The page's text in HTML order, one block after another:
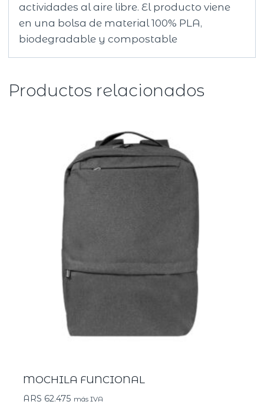
actividades al aire libre. El producto viene
en una bolsa de material 100% PLA,
biodegradable y compostable
Productos relacionados
MOCHILA FUNCIONAL
ARS 62.475 más IVA